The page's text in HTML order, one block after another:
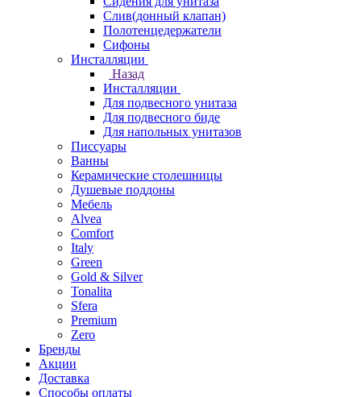
Слив(донный клапан)
Полотенцедержатели
Сифоны
Инсталляции
Назад
Инсталляции
Для подвесного унитаза
Для подвесного биде
Для напольных унитазов
Писсуары
Ванны
Керамические столешницы
Душевые поддоны
Мебель
Alvea
Comfort
Italy
Green
Gold & Silver
Tonalita
Sfera
Premium
Zero
Бренды
Акции
Доставка
Способы оплаты